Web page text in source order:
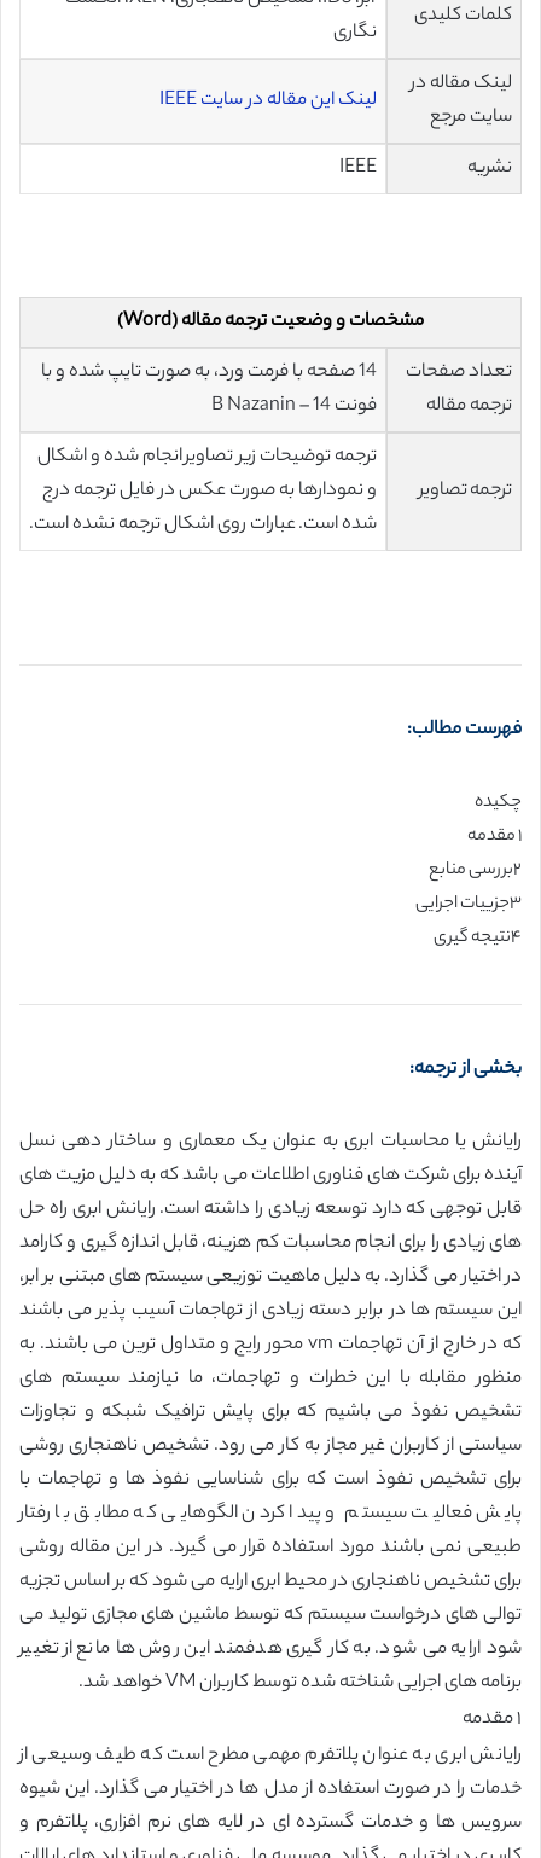
کلمات کلیدی
نگاری
لینک مقاله در
سایت مرجع
لینک این مقاله در سایت IEEE
نشریه IEEE
مشخصات و وضعیت ترجمه مقاله (Word)
تعداد صفحات
ترجمه مقاله
14 صفحه با فرمت ورد، به صورت تایپ شده و با
فونت 14 – B Nazanin
ترجمه تصاویر
ترجمه توضیحات زیر تصاویر انجام شده و اشکال
و نمودارها به صورت عکس در فایل ترجمه درج
شده است. عبارات روی اشکال ترجمه نشده است.
فهرست مطالب:
چکیده
۱ مقدمه
۲بررسی منابع
۳جزییات اجرایی
۴نتیجه گیری
بخشی از ترجمه:
رایانش یا محاسبات ابری به عنوان یک معماری و ساختار دهی نسل
آینده برای شرکت های فناوری اطلاعات می باشد که به دلیل مزیت های
قابل توجهی که دارد توسعه زیادی را داشته است. رایانش ابری راه حل
های زیادی را برای انجام محاسبات کم هزینه، قابل اندازه گیری و کارامد
در اختیار می گذارد. به دلیل ماهیت توزیعی سیستم های مبتنی بر ابر،
این سیستم ها در برابر دسته زیادی از تهاجمات آسیب پذیر می باشند
که در خارج از آن تهاجمات vm محور رایج و متداول ترین می باشند. به
منظور مقابله با این خطرات و تهاجمات، ما نیازمند سیستم های
تشخیص نفوذ می باشیم که برای پایش ترافیک شبکه و تجاوزات
سیاستی از کاربران غیر مجاز به کار می رود. تشخیص ناهنجاری روشی
برای تشخیص نفوذ است که برای شناسایی نفوذ ها و تهاجمات با
پایش فعالیت سیستم و پیدا کردن الگوهایی که مطابق با رفتار
طبیعی نمی باشند مورد استفاده قرار می گیرد. در این مقاله روشی
برای تشخیص ناهنجاری در محیط ابری ارایه می شود که بر اساس تجزیه
توالی های درخواست سیستم که توسط ماشین های مجازی تولید می
شود ارایه می شود. به کار گیری هدفمند این روش ها مانع از تغییر
برنامه های اجرایی شناخته شده توسط کاربران VM خواهد شد.
۱ مقدمه
رایانش ابری به عنوان پلاتفرم مهمی مطرح است که طیف وسیعی از
خدمات را در صورت استفاده از مدل ها در اختیار می گذارد. این شیوه
سرویس ها و خدمات گسترده ای در لایه های نرم افزاری، پلاتفرم و